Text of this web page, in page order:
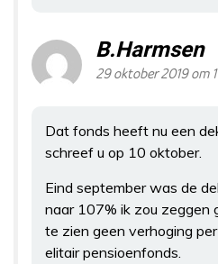
B.Harmsen
29 oktober 2019 om
Dat fonds heeft nu een
schreef u op 10 oktober.
Eind september was de
naar 107% ik zou zeggen
te zien geen verhoging
elitair pensioenfonds.